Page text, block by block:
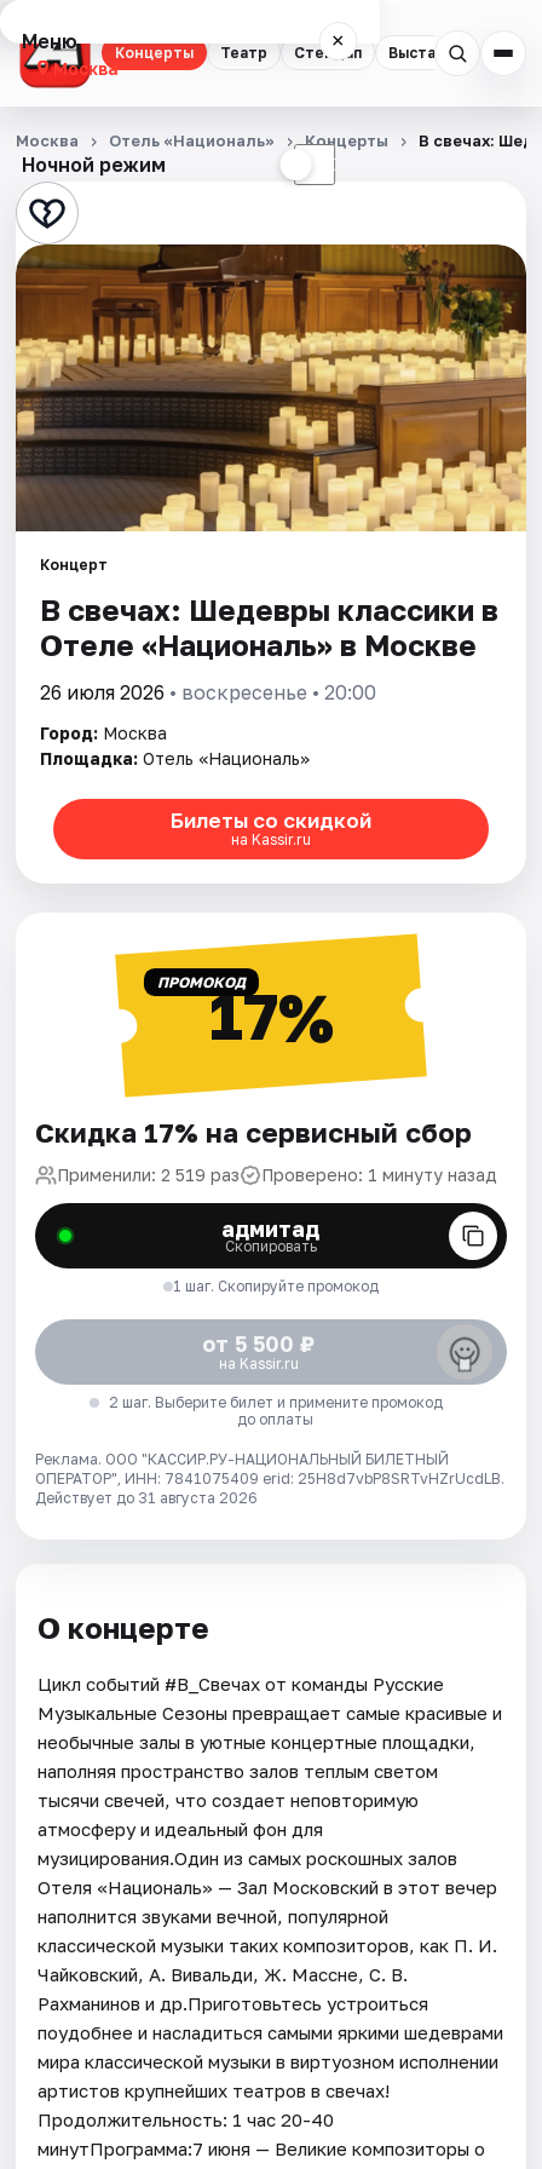
Концерты Театр Стендап Выставки
Меню ×
Москва
Концерты
Театр
Стендап
Выставки
Квесты
Экскурсии
Спорт
Города
Площадки
Рейтинги
Ночной режим ☾
Москва Отель «Националь» Концерты В свечах:
Концерт
В свечах: Шедевры классики в
Отеле «Националь» в Москве
26 июля 2026 • воскресенье • 20:00
Город: Москва
Площадка: Отель «Националь»
Билеты со скидкой
на Kassir.ru
ПРОМОКОД17%
Скидка 17% на сервисный сбор
Применили: 2 519 раз Проверено: 1 минуту назад
адмитад
Скопировать
1 шаг. Скопируйте промокод
от 5 500 ₽
на Kassir.ru
2 шаг. Выберите билет и примените промокод
до оплаты
Реклама. ООО "КАССИР.РУ-НАЦИОНАЛЬНЫЙ БИЛЕТНЫЙ
ОПЕРАТОР", ИНН: 7841075409 erid: 25H8d7vbP8SRTvHZrUcdLB.
Действует до 31 августа 2026
О концерте
Цикл событий #В_Свечах от команды Русские
Музыкальные Сезоны превращает самые красивые и
необычные залы в уютные концертные площадки,
наполняя пространство залов теплым светом
тысячи свечей, что создает неповторимую
атмосферу и идеальный фон для
музицирования.Один из самых роскошных залов
Отеля «Националь» — Зал Московский в этот вечер
наполнится звуками вечной, популярной
классической музыки таких композиторов, как П. И.
Чайковский, А. Вивальди, Ж. Массне, С. В.
Рахманинов и др.Приготовьтесь устроиться
поудобнее и насладиться самыми яркими шедеврами
мира классической музыки в виртуозном исполнении
артистов крупнейших театров в свечах!
Продолжительность: 1 час 20-40
минутПрограмма:7 июня — Великие композиторы о